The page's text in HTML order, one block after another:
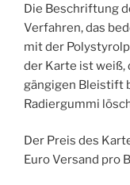
Die Beschriftung
Verfahren, das
mit der
der Karte ist weiß,
gängigen Bleistift
Radiergummi
Der Preis des
Euro Versand pro